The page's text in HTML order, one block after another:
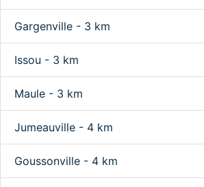
Gargenville - 3 km
Issou - 3 km
Maule - 3 km
Jumeauville - 4 km
Goussonville - 4 km